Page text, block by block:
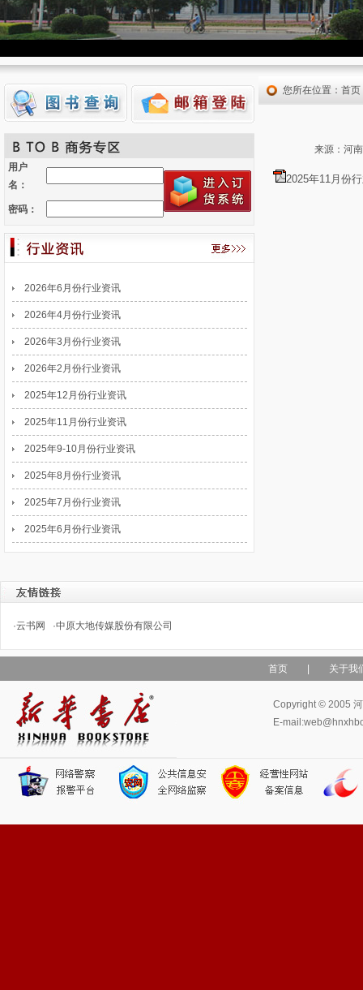
用户
名：
密码：
2026年6月份行业资讯
2026年4月份行业资讯
2026年3月份行业资讯
2026年2月份行业资讯
2025年12月份行业资讯
2025年11月份行业资讯
2025年9-10月份行业资讯
2025年8月份行业资讯
2025年7月份行业资讯
2025年6月份行业资讯
您所在位置： 首页
来源：河
2025年11月份
·云书网 ·中原大地传媒股份有限公司
首页| 关于我
Copyright © 2005
E-